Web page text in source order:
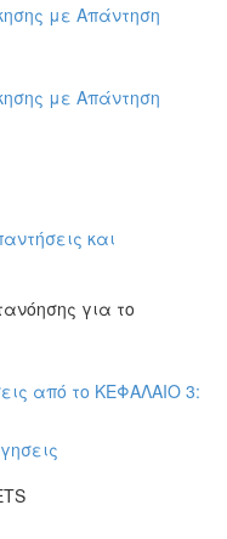
με Απάντηση
με Απάντηση
και
για το
από το ΚΕΦΑΛΑΙΟ 3: